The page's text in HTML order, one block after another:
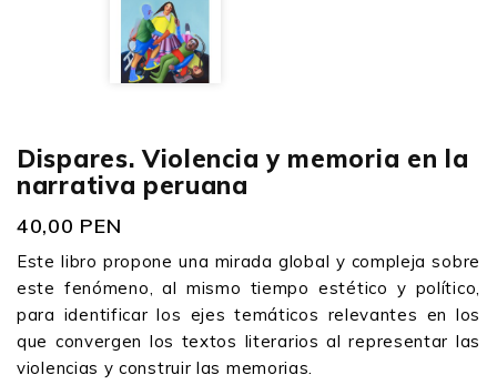
Dispares. Violencia y memoria en la
narrativa peruana
40,00 PEN
Este libro propone una mirada global y compleja sobre
este fenómeno, al mismo tiempo estético y político,
para identificar los ejes temáticos relevantes en los
que convergen los textos literarios al representar las
violencias y construir las memorias.